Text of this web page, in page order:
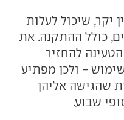
יקר, שיכול לעלות
כולל ההתקנה. את
להחזיר
- ולכן מפתיע
שהגישה אליהן
שבוע.